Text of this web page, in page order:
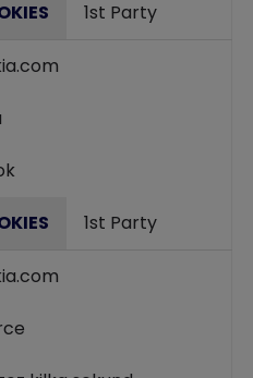
1st Party
1st Party